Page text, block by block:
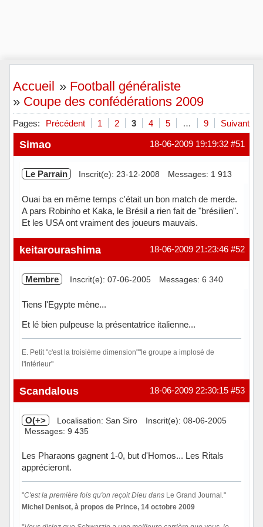
Accueil » Football généraliste
» Coupe des confédérations 2009
Pages: Précédent 1 2 3 4 5 … 9 Suivant
#51
18-06-2009 19:19:32
Simao
Le Parrain Inscrit(e): 23-12-2008 Messages: 1 913
Ouai ba en même temps c'était un bon match de merde.
A pars Robinho et Kaka, le Brésil a rien fait de "brésilien".
Et les USA ont vraiment des joueurs mauvais.
Hors ligne #52
18-06-2009 21:23:46
keitarourashima
Membre Inscrit(e): 07-06-2005 Messages: 6 340
Tiens l'Egypte mène...
Et lé bien pulpeuse la présentatrice italienne...
E. Petit "c'est la troisième dimension""le groupe a implosé de
l'intérieur"
Hors ligne #53
18-06-2009 22:30:15
Scandalous
O(+> Localisation: San Siro
Inscrit(e): 08-06-2005
Messages: 9 435
Les Pharaons gagnent 1-0, but d'Homos... Les Ritals
apprécieront.
"C'est la première fois qu'on reçoit Dieu dansLe Grand Journal "
Michel Denisot, à propos de Prince, 14 octobre 2009